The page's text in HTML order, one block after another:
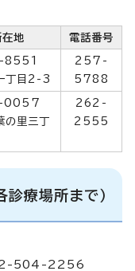
在地 電話番号
8551
丁目2-3
257-
5788
0057
の里三丁
262-
2555
診療場所まで）
504-2256